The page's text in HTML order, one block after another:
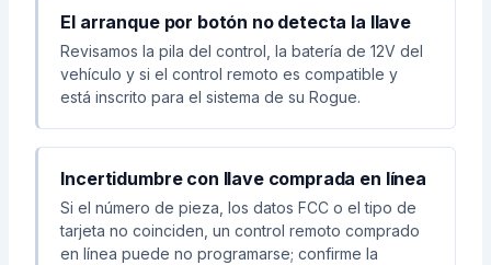
El arranque por botón no detecta la llave
Revisamos la pila del control, la batería de 12V del
vehículo y si el control remoto es compatible y
está inscrito para el sistema de su Rogue.
Incertidumbre con llave comprada en línea
Si el número de pieza, los datos FCC o el tipo de
tarjeta no coinciden, un control remoto comprado
en línea puede no programarse; confirme la